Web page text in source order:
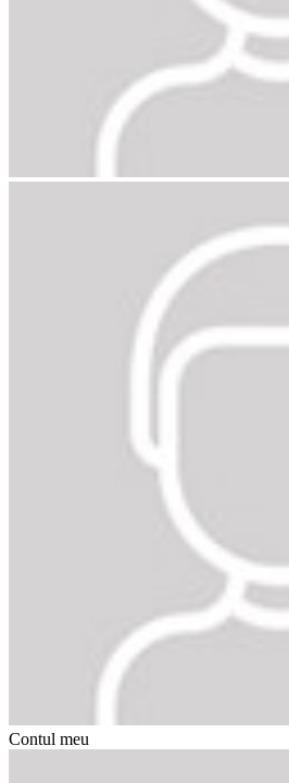
Contul meu